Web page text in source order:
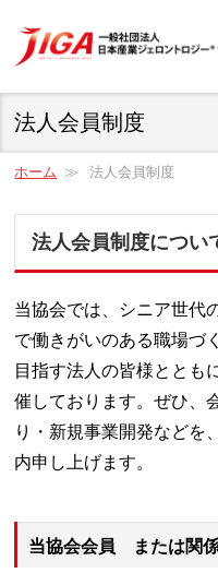
法人会員制度
ホーム 法人会員制度
法人会員制度につい
当協会では、シニア世代
で働きがいのある職場づ
目指す法人の皆様ととも
催しております。ぜひ、
り・新規事業開発などを
内申し上げます。
当協会会員 または関